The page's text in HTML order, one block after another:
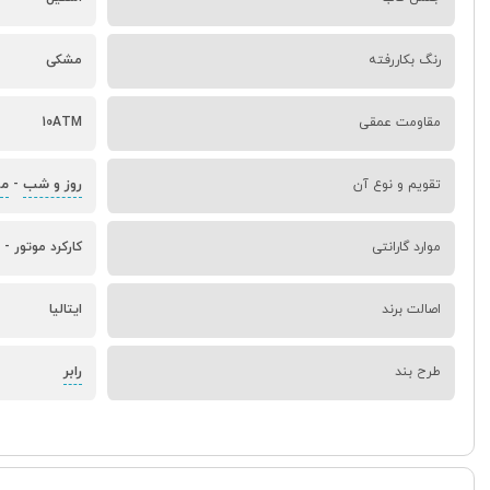
رنگ بکاررفته مشکی
مقاومت عمقی 10ATM
تقویم و نوع آن روز و شب -
موارد گارانتی کارکرد موتور
اصالت برند ایتالیا
طرح بند رابر